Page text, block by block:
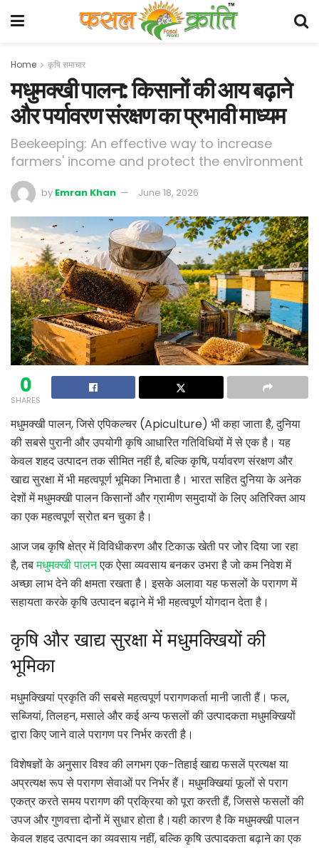
Home कृषि समाचार
मधुमक्खी पालन: किसानों की आय बढ़ाने
और पर्यावरण संरक्षण का प्रभावी माध्यम
Beekeeping: An effective way to increase
farmers' income and protect the environment
by Emran Khan June 18, 2026
0
SHARES
मधुमक्खी पालन, जिसे एपिकल्चर (Apiculture) भी कहा जाता है, दुनिया
की सबसे पुरानी और उपयोगी कृषि आधारित गतिविधियों में से एक है। यह
केवल शहद उत्पादन तक सीमित नहीं है, बल्कि कृषि, पर्यावरण संरक्षण और
खाद्य सुरक्षा में भी महत्वपूर्ण भूमिका निभाता है। भारत सहित दुनिया के अनेक
देशों में मधुमक्खी पालन किसानों और ग्रामीण समुदायों के लिए अतिरिक्त आय
का एक महत्वपूर्ण स्रोत बन चुका है।
आज जब कृषि क्षेत्र में विविधीकरण और टिकाऊ खेती पर जोर दिया जा रहा
है, तबमधुमक्खी पालनएक ऐसा व्यवसाय बनकर उभरा है जो कम निवेश में
अच्छा लाभ देने की क्षमता रखता है। इसके अलावा यह फसलों के परागण में
सहायता करके कृषि उत्पादन बढ़ाने में भी महत्वपूर्ण योगदान देता है।
कृषि और खाद्य सुरक्षा में मधुमक्खियों की
भूमिका
मधुमक्खियां प्रकृति की सबसे महत्वपूर्ण परागणकर्ता मानी जाती हैं। फल,
सब्जियां, तिलहन, मसाले और कई अन्य फसलों की उत्पादकता मधुमक्खियों
द्वारा किए जाने वाले परागण पर निर्भर करती है।
विशेषज्ञों के अनुसार विश्व की लगभग एक-तिहाई खाद्य फसलें प्रत्यक्ष या
अप्रत्यक्ष रूप से परागण सेवाओं पर निर्भर हैं। मधुमक्खियां फूलों से पराग
एकत्र करते समय परागण की प्रक्रिया को पूरा करती हैं, जिससे फसलों की
उपज और गुणवत्ता दोनों में सुधार होता है।यही कारण है कि मधुमक्खी पालन
केवल शहद उत्पादन का व्यवसाय नहीं, बल्कि कृषि उत्पादकता बढ़ाने का एक